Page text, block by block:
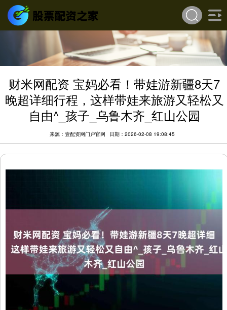
财米网配资 宝妈必看！带娃游新疆8天7
晚超详细行程，这样带娃来旅游又轻松又
自由^_孩子_乌鲁木齐_红山公园
来源：壹配资网门户官网 日期：2026-02-08 19:08:45